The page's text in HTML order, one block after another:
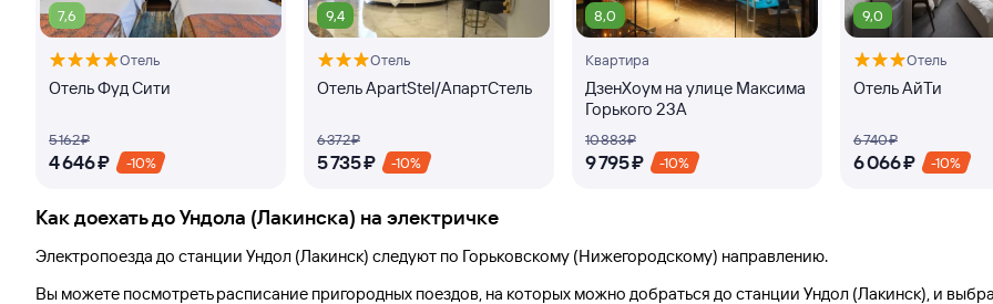
7,6
Отель
Отель Фуд Сити
5 ⁠162 ⁠₽
4 ⁠646 ⁠₽ -10%
9,4
Отель
Отель ApartStel/АпартСтель
6 ⁠372 ⁠₽
5 ⁠735 ⁠₽ -10%
8,0
Квартира
ДзенХоум на улице Максима
Горького 23А
10 ⁠883 ⁠₽
9 ⁠795 ⁠₽ -10%
9,0
Отель
Отель АйТи
6 ⁠740 ⁠₽
6 ⁠066 ⁠₽ -10%
Как доехать доУндола (Лакинска) на электричке
Электропоезда до станции Ундол (Лакинск) следуют по Горьковскому (Нижегородскому) направлению.
Вы можете посмотреть расписание пригородных поездов, на которых можно добраться до станции Ундол (Лакинск), и